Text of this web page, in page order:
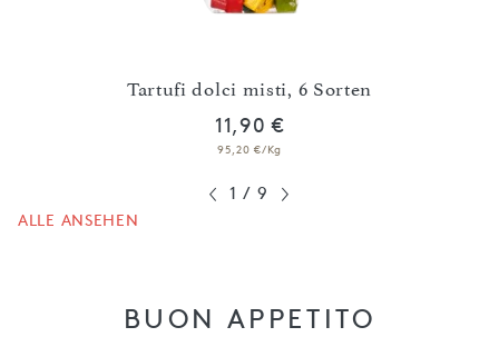
Tartufi dolci misti, 6 Sorten
11,90 €
95,20 €/Kg
1 / 9
ALLE ANSEHEN
BUON APPETITO